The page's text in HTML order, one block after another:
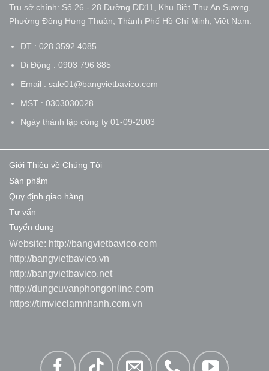
Trụ sở chính: Số 26 - 28 Đường DD11, Khu Biệt Thự An Sương,
Phường Đông Hưng Thuận, Thành Phố Hồ Chí Minh, Việt Nam.
ĐT : 028 3592 4085
Di Động : 0903 796 885
Email : sale01@bangvietbavico.com
MST : 0303030028
Ngày thành lập công ty 01-09-2003
Giới Thiệu về Chúng Tôi
Sản phẩm
Quy định giao hàng
Tư vấn
Tuyển dụng
Website: http://bangvietbavico.com
http://bangvietbavico.vn
http://bangvietbavico.net
http://dungcuvanphongonline.com
https://timvieclamnhanh.com.vn